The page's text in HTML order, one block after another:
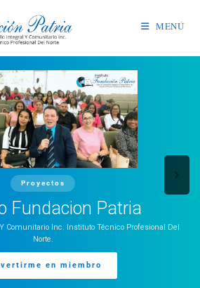
MENÚ
Proyectos
Fundacion Patria
Comunitario Inc. Instituto Técnico Profesional Del
Norte.
en miembro